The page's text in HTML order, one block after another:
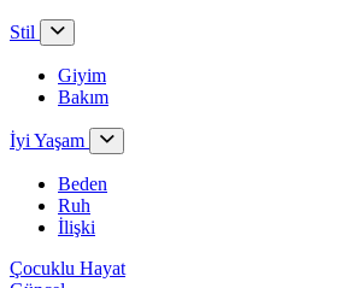
Stil
Giyim
Bakım
İyi Yaşam
Beden
Ruh
İlişki
Çocuklu Hayat